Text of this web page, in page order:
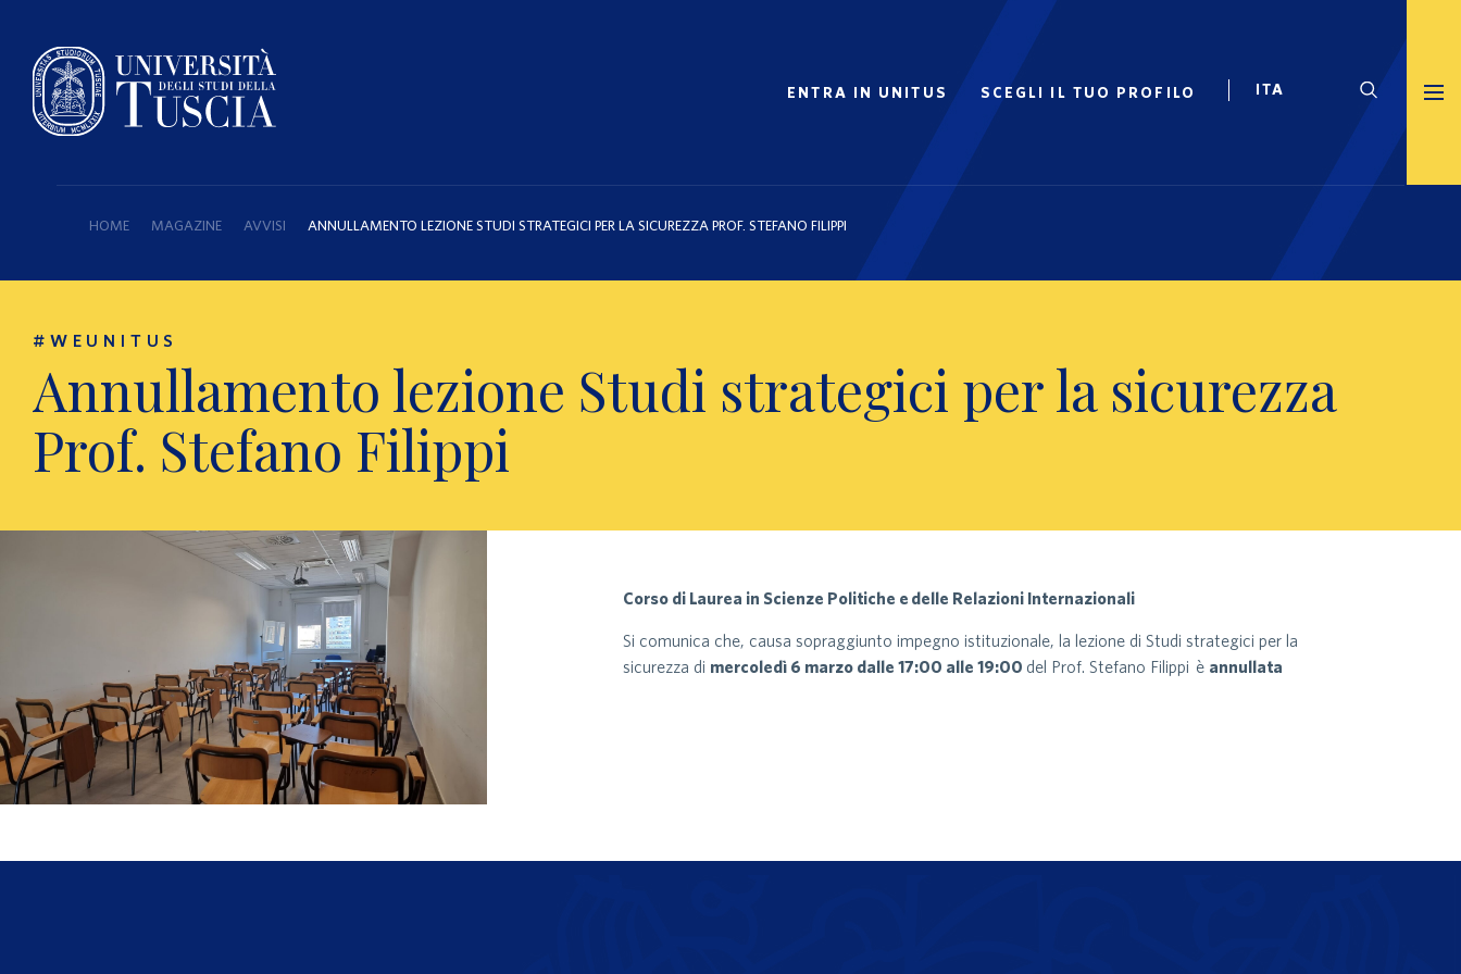
ENTRA IN UNITUS SCEGLI IL TUO PROFILO
HOME MAGAZINE AVVISI ANNULLAMENTO LEZIONE STUDI STRATEGICI PER LA SICUREZZA PROF. STEFANO FILIPPI
#WEUNITUS
Annullamento lezione Studi strategici per la sicurezza
Prof. Stefano Filippi
Corso di Laurea in Scienze Politiche e delle Relazioni Internazionali
Si comunica che, causa sopraggiunto impegno istituzionale, la lezione di Studi strategici per la
sicurezza di mercoledì 6 marzo dalle 17:00 alle 19:00 del Prof. Stefano Filippi è annullata